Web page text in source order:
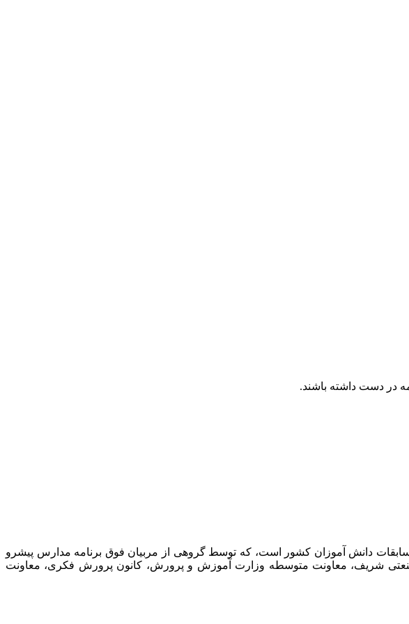
در دست داشته باشند.
دانش آموزان کشور است، که توسط گروهی از مربیان فوق برنامه مدارس پیشرو
شریف، معاونت متوسطه وزارت آموزش و پرورش، کانون پرورش فکری، معاونت